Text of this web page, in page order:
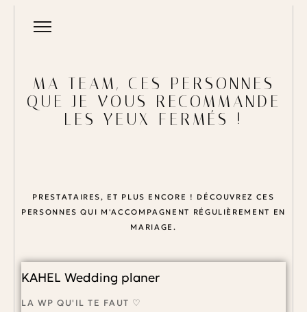
MA TEAM, CES PERSONNES
QUE JE VOUS RECOMMANDE
LES YEUX FERMÉS !
PRESTATAIRES, ET PLUS ENCORE ! DÉCOUVREZ CES
PERSONNES QUI M'ACCOMPAGNENT RÉGULIÈREMENT EN
MARIAGE.
KAHEL Wedding planer
LA WP QU'IL TE FAUT ♡